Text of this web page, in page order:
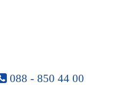
088 - 850 44 00